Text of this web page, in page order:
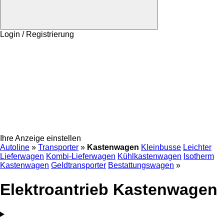
Login / Registrierung
Ihre Anzeige einstellen
Autoline » Transporter » Kastenwagen Kleinbusse Leichter
Lieferwagen Kombi-Lieferwagen Kühlkastenwagen Isotherm
Kastenwagen Geldtransporter Bestattungswagen »
Elektroantrieb Kastenwagen